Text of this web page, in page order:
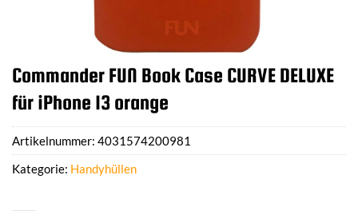
Commander FUN Book Case CURVE DELUXE
für iPhone 13 orange
Artikelnummer: 4031574200981
Kategorie: Handyhüllen